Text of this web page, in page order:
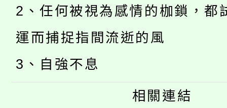
2、任何被視為感情的枷鎖，都
運而捕捉指間流逝的風
3、自強不息
相關連結